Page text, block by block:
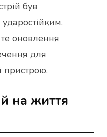
був
оновлення
для
пристрою.
на життя